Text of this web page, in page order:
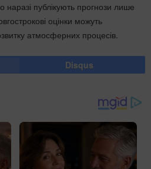
публікують прогнози лише
оцінки можуть
атмосферних процесів.
Disqus